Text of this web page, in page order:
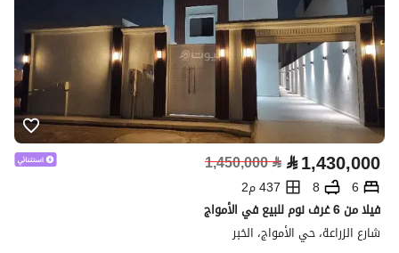
⃁1,430,000
⃁
1,450,000
6
8
437 م2
فيلا من 6 غرف نوم للبيع في الأمواج
شارع الزراعة، حي الأمواج، الخبر